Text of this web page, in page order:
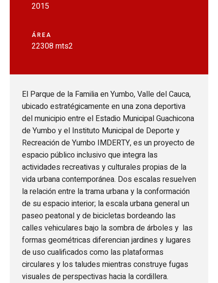
2015
ÁREA
22308 mts2
El Parque de la Familia en Yumbo, Valle del Cauca,
ubicado estratégicamente en una zona deportiva
del municipio entre el Estadio Municipal Guachicona
de Yumbo y el Instituto Municipal de Deporte y
Recreación de Yumbo IMDERTY, es un proyecto de
espacio público inclusivo que integra las
actividades recreativas y culturales propias de la
vida urbana contemporánea. Dos escalas resuelven
la relación entre la trama urbana y la conformación
de su espacio interior; la escala urbana general un
paseo peatonal y de bicicletas bordeando las
calles vehiculares bajo la sombra de árboles y las
formas geométricas diferencian jardines y lugares
de uso cualificados como las plataformas
circulares y los taludes mientras construye fugas
visuales de perspectivas hacia la cordillera.